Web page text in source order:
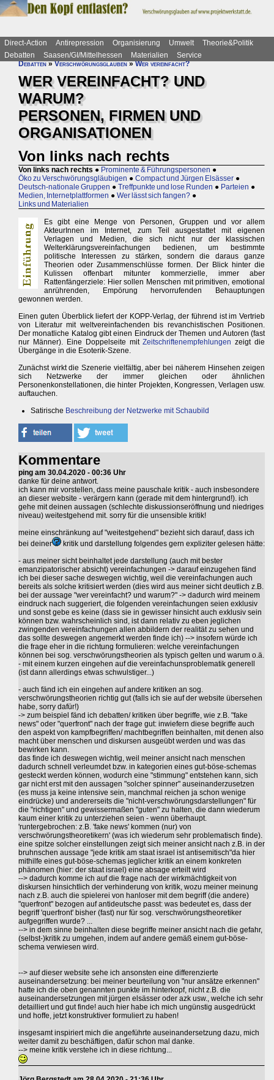
Direct-Action Antirepression Organisierung Umwelt
Theorie&Politik
Debatten
Saasen/GI/Mittelhessen Materialien
Service
Debatten»Verschwörungsglauben»Wer vereinfacht?
WER VEREINFACHT? UND
WARUM?
PERSONEN, FIRMEN UND
ORGANISATIONEN
Von links nach rechts
Von links nach rechts ● Prominente & Führungspersonen ●
Öko zu Verschwörungsgläubigen ● Compact und Jürgen Elsässer ●
Deutsch-nationale Gruppen ● Treffpunkte und lose Runden ● Parteien ●
Medien, Internetplattformen ● Wer lässt sich fangen? ●
Links und Materialien
Es gibt eine Menge von Personen, Gruppen und vor allem
AkteurInnen im Internet, zum Teil ausgestattet mit eigenen
Verlagen und Medien, die sich nicht nur der klassischen
Welterklärungsvereinfachungen bedienen, um bestimmte
politische Interessen zu stärken, sondern die daraus ganze
Theorien oder Zusammenschlüsse formen. Der Blick hinter die
Kulissen offenbart mitunter kommerzielle, immer aber
Rattenfängerziele: Hier sollen Menschen mit primitiven, emotional
anrührenden, Empörung hervorrufenden Behauptungen
gewonnen werden.
Einen guten Überblick liefert der KOPP-Verlag, der führend ist im Vertrieb
von Literatur mit weltvereinfachenden bis revanchistischen Positionen.
Der monatliche Katalog gibt einen Eindruck der Themen und Autoren (fast
nur Männer). Eine Doppelseite mitZeitschriftenempfehlungen zeigt die
Übergänge in die Esoterik-Szene.
Zunächst wirkt die Szenerie vielfältig, aber bei näherem Hinsehen zeigen
sich Netzwerke der immer gleichen oder ähnlichen
Personenkonstellationen, die hinter Projekten, Kongressen, Verlagen usw.
auftauchen.
Satirische Beschreibung der Netzwerke mit Schaubild
Kommentare
ping am 30.04.2020 - 00:36 Uhr
danke für deine antwort.
ich kann mir vorstellen, dass meine pauschale kritik - auch insbesondere
an dieser website - verärgern kann (gerade mit dem hintergrund!). ich
gehe mit deinen aussagen (schlechte diskussionseröffnung und niedriges
niveau) weitestgehend mit. sorry für die unsensible kritik!
meine einschränkung auf "weitestgehend" bezieht sich darauf, dass ich
bei deiner
kritik und darstellung folgendes gern expliziter gelesen hätte:
- aus meiner sicht beinhaltet jede darstellung (auch mit bester
emanzipatorischer absicht) vereinfachungen -> darauf einzugehen fänd
ich bei dieser sache deswegen wichtig, weil die vereinfachungen auch
bereits als solche kritisiert werden (dies wird aus meiner sicht deutlich z.B.
bei der aussage "wer vereinfacht? und warum?" -> dadurch wird meinem
eindruck nach suggeriert, die folgenden vereinfachungen seien exklusiv
und sonst gebe es keine (dass sie in gewisser hinsicht auch exklusiv sein
können bzw. wahrscheinlich sind, ist dann relativ zu eben jeglichen
zwingenden vereinfachungen allen abbildern der realität zu sehen und
das sollte deswegen angemerkt werden finde ich) --> insofern würde ich
die frage eher in die richtung formulieren: welche vereinfachungen
können bei sog. verschwörungstheorien als typisch gelten und warum o.ä.
- mit einem kurzen eingehen auf die vereinfachunsproblematik generell
(ist dann allerdings etwas schwulstiger...)
- auch fänd ich ein eingehen auf andere kritiken an sog.
verschwörungstheorien richtig gut (falls ich sie auf der website übersehen
habe, sorry dafür!)
-> zum beispiel fänd ich debatten/ kritiken über begriffe, wie z.B. "fake
news" oder "querfront" nach der frage gut: inwiefern diese begriffe auch
den aspekt von kampfbegriffen/ machtbegriffen beinhalten, mit denen also
macht über menschen und diskursen ausgeübt werden und was das
bewirken kann.
das finde ich deswegen wichtig, weil meiner ansicht nach menschen
dadurch schnell verleumdet bzw. in kategorien eines gut-böse-schemas
gesteckt werden können, wodurch eine "stimmung" entstehen kann, sich
gar nicht erst mit den aussagen "solcher spinner" auseinanderzusetzen
(es muss ja keine intensive sein, manchmal reichen ja schon wenige
eindrücke) und andererseits die "nicht-verschwörungsdarstellungen" für
die "richtigen" und gewissermaßen "guten" zu halten, die dann wiederum
kaum einer kritik zu unterziehen seien - wenn überhaupt.
'runtergebrochen: z.B. 'fake news' kommen (nur) von
verschwörungstheoretikern' (was ich wiederum sehr problematisch finde).
eine spitze solcher einstellungen zeigt sich meiner ansicht nach z.B. in der
bruhnschen aussage "jede kritik am staat israel ist antisemitisch"da hier
mithilfe eines gut-böse-schemas jeglicher kritik an einem konkreten
phänomen (hier: der staat israel) eine absage erteilt wird
--> dadurch komme ich auf die frage nach der wirkmächtigkeit von
diskursen hinsichtlich der verhinderung von kritik, wozu meiner meinung
nach z.B. auch die spielerei von hanloser mit dem begriff (die andere)
"querfront" bezogen auf antideutsche passt: was bedeutet es, dass der
begriff 'querfront' bisher (fast) nur für sog. verschwörungstheoretiker
aufgegriffen wurde? ...
--> in dem sinne beinhalten diese begriffe meiner ansicht nach die gefahr,
(selbst-)kritik zu umgehen, indem auf andere gemäß einem gut-böse-
schema verwiesen wird.
--> auf dieser website sehe ich ansonsten eine differenzierte
auseinandersetzung: bei meiner beurteilung von "nur ansätze erkennen"
hatte ich die oben genannten punkte im hinterkopf, nicht z.B. die
auseinandersetzungen mit jürgen elsässer oder azk usw., welche ich sehr
detailliert und gut finde! auch hier habe ich mich ungünstig ausgedrückt
und hoffe, jetzt konstruktiver formuliert zu haben!
insgesamt inspiriert mich die angeführte auseinandersetzung dazu, mich
weiter damit zu beschäftigen, dafür schon mal danke.
--> meine kritik verstehe ich in diese richtung...